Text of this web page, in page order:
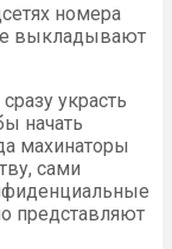
номера
выкладывают
украсть
начать
махинаторы
сами
представляют